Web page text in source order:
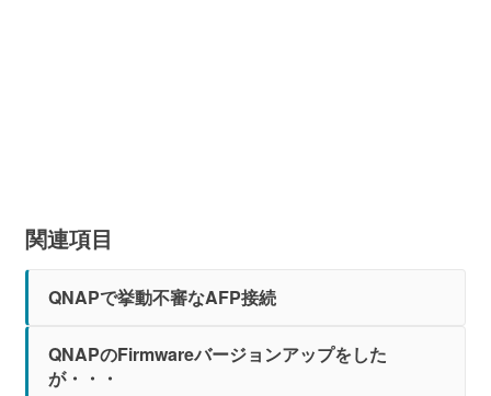
関連項目
QNAPで挙動不審なAFP接続
QNAPのFirmwareバージョンアップをした
が・・・